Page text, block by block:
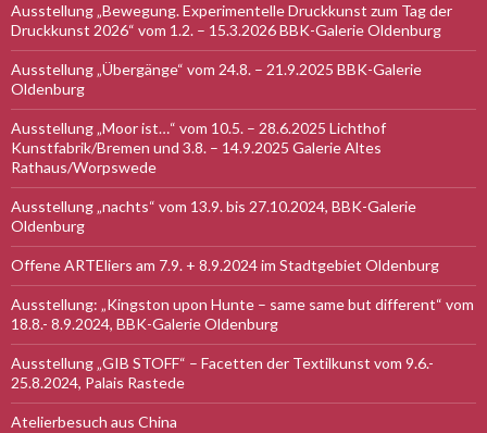
Ausstellung „Bewegung. Experimentelle Druckkunst zum Tag der
Druckkunst 2026“ vom 1.2. – 15.3.2026 BBK-Galerie Oldenburg
Ausstellung „Übergänge“ vom 24.8. – 21.9.2025 BBK-Galerie
Oldenburg
Ausstellung „Moor ist…“ vom 10.5. – 28.6.2025 Lichthof
Kunstfabrik/Bremen und 3.8. – 14.9.2025 Galerie Altes
Rathaus/Worpswede
Ausstellung „nachts“ vom 13.9. bis 27.10.2024, BBK-Galerie
Oldenburg
Offene ARTEliers am 7.9. + 8.9.2024 im Stadtgebiet Oldenburg
Ausstellung: „Kingston upon Hunte – same same but different“ vom
18.8.- 8.9.2024, BBK-Galerie Oldenburg
Ausstellung „GIB STOFF“ – Facetten der Textilkunst vom 9.6.-
25.8.2024, Palais Rastede
Atelierbesuch aus China